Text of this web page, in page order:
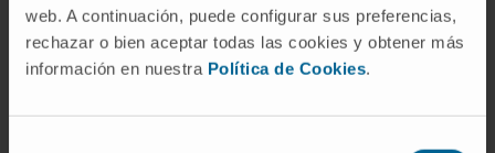
web. A continuación, puede configurar sus preferencias,
rechazar o bien aceptar todas las cookies y obtener más
información en nuestra Política de Cookies.
Cuándo acudir al médico
Aunque losheterodímerosson estructuras